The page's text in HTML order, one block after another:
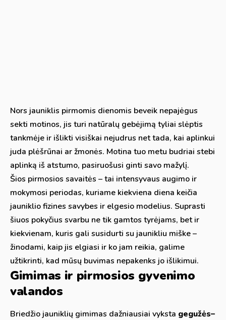
Nors jauniklis pirmomis dienomis beveik nepajėgus
sekti motinos, jis turi natūralų gebėjimą tyliai slėptis
tankmėje ir išlikti visiškai nejudrus net tada, kai aplinkui
juda plėšrūnai ar žmonės. Motina tuo metu budriai stebi
aplinką iš atstumo, pasiruošusi ginti savo mažylį.
Šios pirmosios savaitės – tai intensyvaus augimo ir
mokymosi periodas, kuriame kiekviena diena keičia
jauniklio fizines savybes ir elgesio modelius. Suprasti
šiuos pokyčius svarbu ne tik gamtos tyrėjams, bet ir
kiekvienam, kuris gali susidurti su jaunikliu miške –
žinodami, kaip jis elgiasi ir ko jam reikia, galime
užtikrinti, kad mūsų buvimas nepakenks jo išlikimui.
Gimimas ir pirmosios gyvenimo
valandos
Briedžio jauniklių gimimas dažniausiai vyksta gegužės–